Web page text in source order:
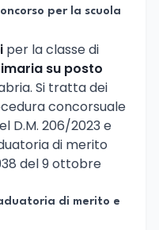
per la scuola
per la classe di
su posto
Si tratta dei
concorsuale
D.M. 206/2023 e
di merito
del 9 ottobre
di merito e